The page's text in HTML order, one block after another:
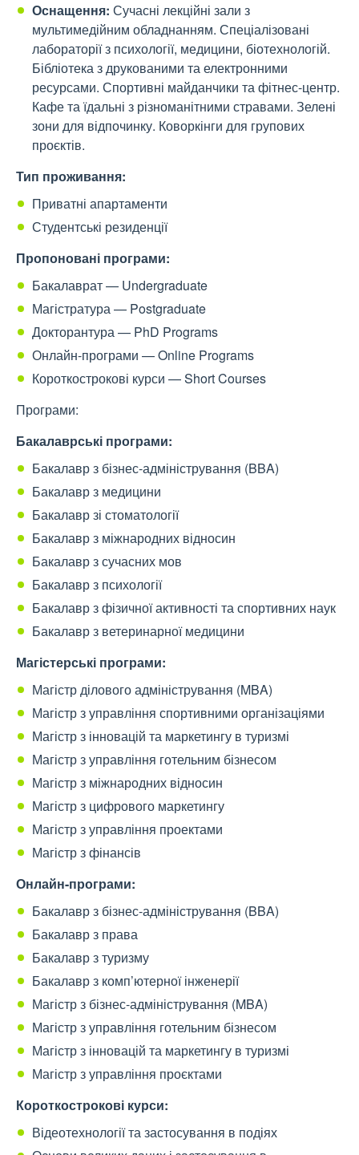
Оснащення: Сучасні лекційні зали з
мультимедійним обладнанням. Спеціалізовані
лабораторії з психології, медицини, біотехнологій.
Бібліотека з друкованими та електронними
ресурсами. Спортивні майданчики та фітнес-центр.
Кафе та їдальні з різноманітними стравами. Зелені
зони для відпочинку. Коворкінги для групових
проєктів.
Тип проживання:
Приватні апартаменти
Студентські резиденції
Пропоновані програми:
Бакалаврат — Undergraduate
Магістратура — Postgraduate
Докторантура — PhD Programs
Онлайн-програми — Online Programs
Короткострокові курси — Short Courses
Програми:
Бакалаврські програми:
Бакалавр з бізнес-адміністрування (BBA)
Бакалавр з медицини
Бакалавр зі стоматології
Бакалавр з міжнародних відносин
Бакалавр з сучасних мов
Бакалавр з психології
Бакалавр з фізичної активності та спортивних наук
Бакалавр з ветеринарної медицини
Магістерські програми:
Магістр ділового адміністрування (MBA)
Магістр з управління спортивними організаціями
Магістр з інновацій та маркетингу в туризмі
Магістр з управління готельним бізнесом
Магістр з міжнародних відносин
Магістр з цифрового маркетингу
Магістр з управління проектами
Магістр з фінансів
Онлайн-програми:
Бакалавр з бізнес-адміністрування (BBA)
Бакалавр з права
Бакалавр з туризму
Бакалавр з комп’ютерної інженерії
Магістр з бізнес-адміністрування (MBA)
Магістр з управління готельним бізнесом
Магістр з інновацій та маркетингу в туризмі
Магістр з управління проєктами
Короткострокові курси:
Відеотехнології та застосування в подіях